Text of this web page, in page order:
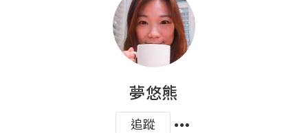
夢悠熊
追蹤